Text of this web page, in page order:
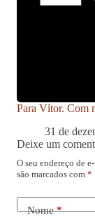
Para Vítor. Com
31 de
Deixe um
O seu endereço de
são marcados com *
Nome*